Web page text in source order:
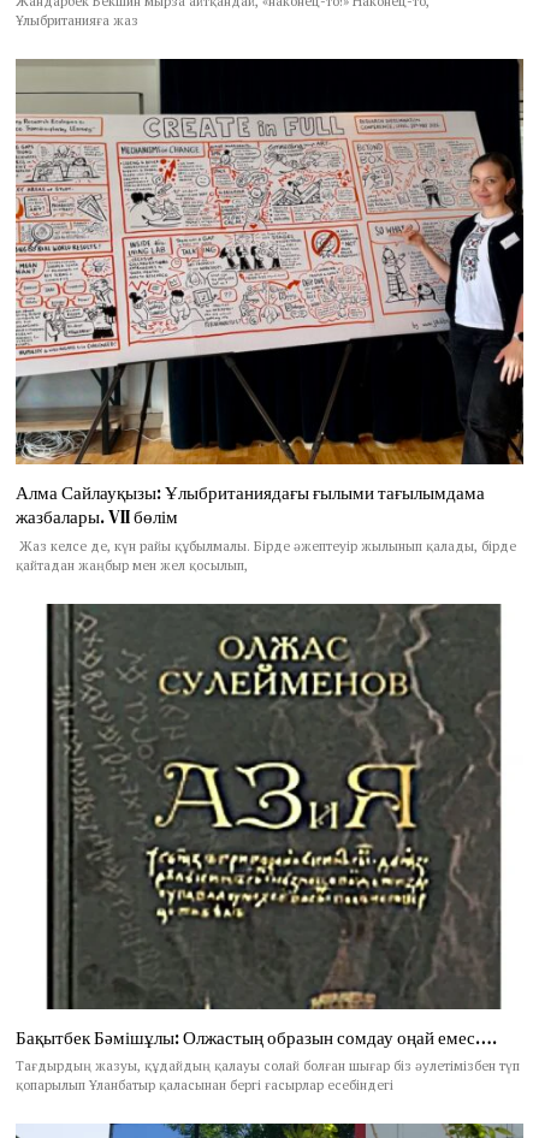
Ұлыбританияға жаз
Алма Сайлауқызы: Ұлыбританиядағы ғылыми тағылымдама
жазбалары. VII бөлім
Жаз келсе де, күн райы құбылмалы. Бірде әжептеуір жылынып қалады, бірде
қайтадан жаңбыр мен жел қосылып,
Бақытбек Бәмішұлы: Олжастың образын сомдау оңай емес….
Тағдырдың жазуы, құдайдың қалауы солай болған шығар біз әулетімізбен түп
қопарылып Ұланбатыр қаласынан бергі ғасырлар есебіндегі